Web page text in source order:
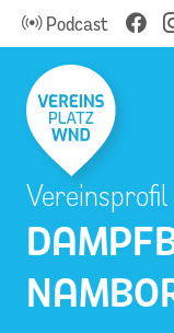
Podcast
Vereinsprofil